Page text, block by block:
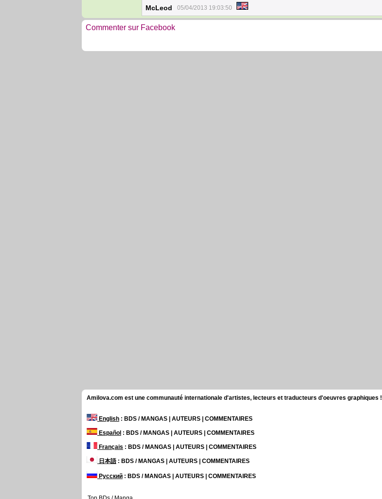
McLeod 05/04/2013 19:03:50
Commenter sur Facebook
Amilova.com est une communauté internationale d'artistes, lecteurs et traducteurs d'oeuvres graphiques !
English : BDS / MANGAS | AUTEURS | COMMENTAIRES
Español : BDS / MANGAS | AUTEURS | COMMENTAIRES
Français : BDS / MANGAS | AUTEURS | COMMENTAIRES
日本語: BDS / MANGAS | AUTEURS | COMMENTAIRES
Русский : BDS / MANGAS | AUTEURS | COMMENTAIRES